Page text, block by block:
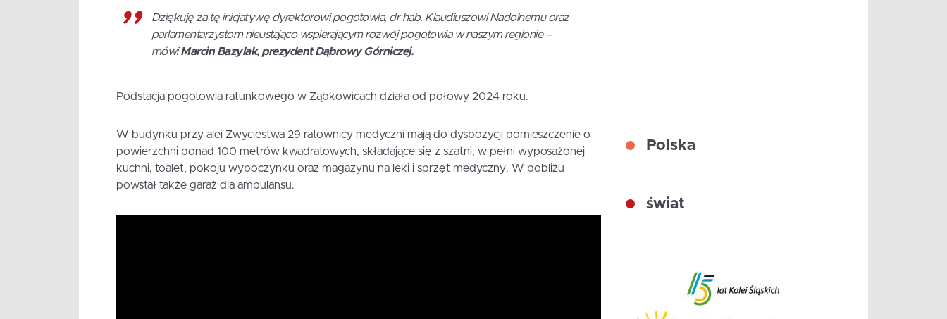
Dziękuję za tę inicjatywę dyrektorowi pogotowia, dr hab. Klaudiuszowi Nadolnemu oraz
parlamentarzystom nieustająco wspierającym rozwój pogotowia w naszym regionie –
mówiMarcin Bazylak, prezydent Dąbrowy Górniczej.
Podstacja pogotowia ratunkowego w Ząbkowicach działa od połowy 2024 roku.
W budynku przy alei Zwycięstwa 29 ratownicy medyczni mają do dyspozycji pomieszczenie o
powierzchni ponad 100 metrów kwadratowych, składające się z szatni, w pełni wyposażonej
kuchni, toalet, pokoju wypoczynku oraz magazynu na leki i sprzęt medyczny. W pobliżu
powstał także garaż dla ambulansu.
Polska
świat